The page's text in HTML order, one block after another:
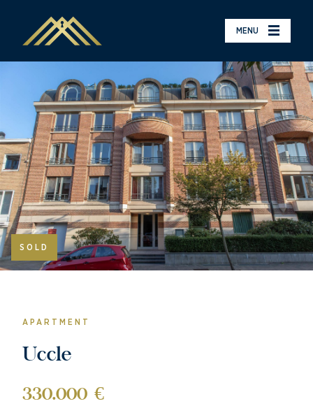
MENU
SOLD
APARTMENT
Uccle
330.000 €